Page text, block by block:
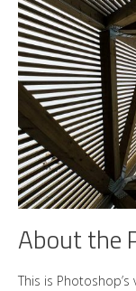
About the
This is